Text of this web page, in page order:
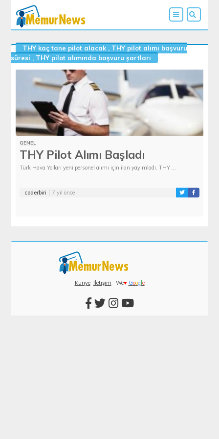
THY kaç tane pilot alacak , THY pilot alımı başvuru
süresi , THY pilot alımında başvuru şartları
GENEL
THY Pilot Alımı Başladı
Türk Hava Yolları yeni personel alımı için ilan yayımladı. THY ...
coderbiri 7 yıl önce
Künye İletişim We♥ Goog e